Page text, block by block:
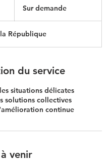
Sur demande
République
du service
situations délicates
solutions collectives
venir